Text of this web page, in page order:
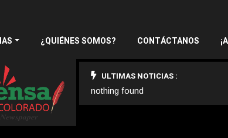
¿QUIÉNES SOMOS? CONTÁCTANOS
ULTIMAS NOTICIAS :
nothing found